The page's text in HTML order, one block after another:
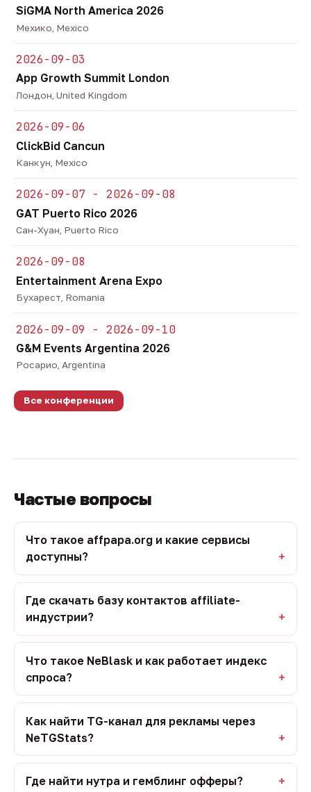
SiGMA North America 2026
Мехико, Mexico
2026-09-03
App Growth Summit London
Лондон, United Kingdom
2026-09-06
ClickBid Cancun
Канкун, Mexico
2026-09-07 - 2026-09-08
GAT Puerto Rico 2026
Сан-Хуан, Puerto Rico
2026-09-08
Entertainment Arena Expo
Бухарест, Romania
2026-09-09 - 2026-09-10
G&M Events Argentina 2026
Росарио, Argentina
Все конференции
Частые вопросы
Что такое affpapa.org и какие сервисы
доступны?
Где скачать базу контактов affiliate-
индустрии?
Что такое NeBlask и как работает индекс
спроса?
Как найти TG-канал для рекламы через
NeTGStats?
Где найти нутра и гемблинг офферы?